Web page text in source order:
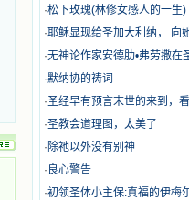
·松下玫瑰(林修女感人的一生)
·耶稣显现给圣加大利纳， 向
·无神论作家安德肋•弗劳撒在
·默纳协的祷词
·圣经早有预言末世的来到，
·圣教会道理图，太美了
· 除祂以外没有别神
· 良心警告
·初领圣体小主保:真福的伊梅